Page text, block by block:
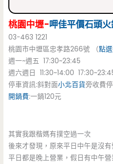
桃園中壢-呷佳平價石頭
03-463 1221
桃園市中壢區忠孝路266號 （點
週一~週五 17:30~23:45
週六週日 11:30~14:00
停車資訊:斜對面小北百貨旁收費
開鍋費:一鍋120元
其實我跟楷媽有撲空過一次
後來才發現，原來平日中午是沒
平日都是晚上營業，假日有中午營